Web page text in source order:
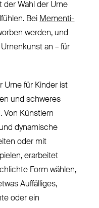
der Wahl der Urne
Bei Mementi-
werden, und
an – für
Urne für Kinder ist
und schweres
Von Künstlern
dynamische
oder mit
erarbeitet
Form wählen,
Auffälliges,
oder ein